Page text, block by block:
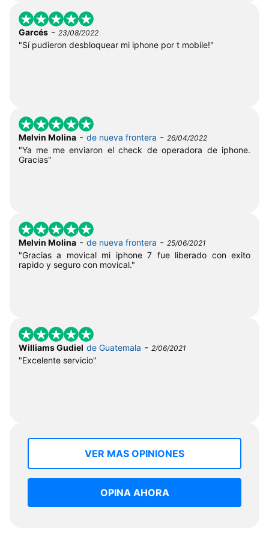
Garcés - 23/08/2022
"Sí pudieron desbloquear mi iphone por t mobile!"
Melvin Molina - de nueva frontera - 26/04/2022
"Ya me me enviaron el check de operadora de iphone.
Gracias"
Melvin Molina - de nueva frontera - 25/06/2021
"Gracias a movical mi iphone 7 fue liberado con exito
rapido y seguro con movical."
Williams Gudiel de Guatemala - 2/06/2021
"Excelente servicio"
VER MAS OPINIONES
OPINA AHORA